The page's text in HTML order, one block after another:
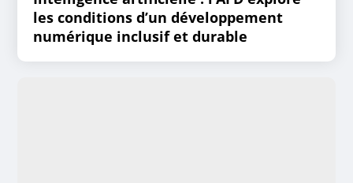
les conditions d’un développement
numérique inclusif et durable